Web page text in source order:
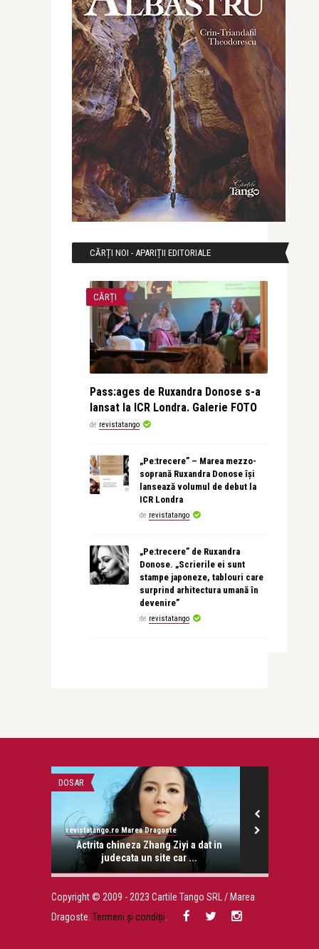
CĂRȚI NOI - APARIȚII EDITORIALE
CĂRȚI
Pass:ages de Ruxandra Donose s-a
lansat la ICR Londra. Galerie FOTO
de revistatango
„Pe:trecere” – Marea mezzo-
soprană Ruxandra Donose își
lansează volumul de debut la
ICR Londra
de revistatango
„Pe:trecere” de Ruxandra
Donose. „Scrierile ei sunt
stampe japoneze, tablouri care
surprind arhitectura umană în
devenire”
de revistatango
DOSAR
revistatango.ro Marea Dragoste
Actrita chineza Zhang Ziyi a dat in
judecata un site car ...
Copyright © 2009 - 2023 Cartile Tango SRL / Marea
Dragoste. Termeni și condiții